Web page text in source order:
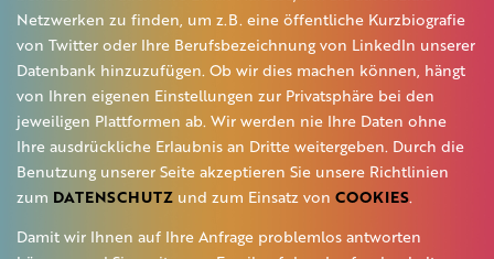
Netzwerken zu finden, um z.B. eine öffentliche Kurzbiografie
von Twitter oder Ihre Berufsbezeichnung von LinkedIn unserer
Datenbank hinzuzufügen. Ob wir dies machen können, hängt
von Ihren eigenen Einstellungen zur Privatsphäre bei den
jeweiligen Plattformen ab. Wir werden nie Ihre Daten ohne
Ihre ausdrückliche Erlaubnis an Dritte weitergeben. Durch die
Benutzung unserer Seite akzeptieren Sie unsere Richtlinien
zum DATENSCHUTZ und zum Einsatz von COOKIES.
Damit wir Ihnen auf Ihre Anfrage problemlos antworten